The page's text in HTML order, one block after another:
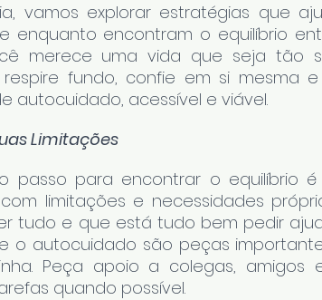
vamos explorar estratégias que
enquanto encontram o equilíbrio
merece uma vida que seja tão
respire fundo, confie em si mesma
autocuidado, acessível e viável.
Limitações
passo para encontrar o equilíbrio
limitações e necessidades
tudo e que está tudo bem pedir
o autocuidado são peças
Peça apoio a colegas, amigos
quando possível.